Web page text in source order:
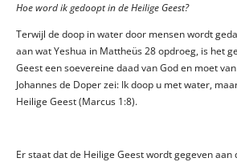
Hoe word ik gedoopt in de Heilige Geest?
Terwijl de doop in water door mensen wordt
aan wat Yeshua in Mattheüs 28 opdroeg, is het
Geest een soevereine daad van God en moet
Johannes de Doper zei: Ik doop u met water,
Heilige Geest (Marcus 1:8).
Er staat dat de Heilige Geest wordt gegeven aan